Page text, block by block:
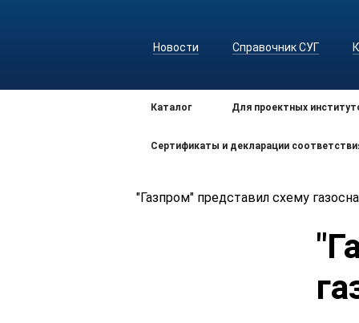
Новости Справочник СУГ
Каталог Для проектных
Сертификаты и декларации
"Газпром" представил схему